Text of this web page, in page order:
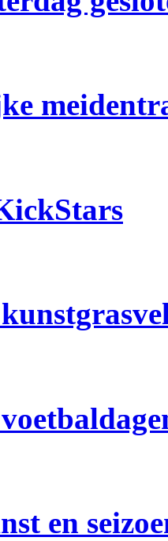
en